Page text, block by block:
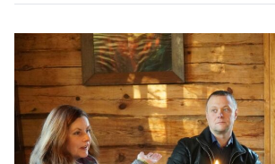
Sports
Kultūra
Bizness